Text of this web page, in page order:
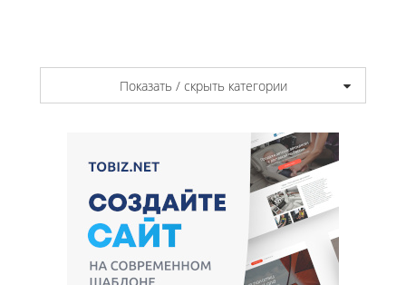
Показать / скрыть категории